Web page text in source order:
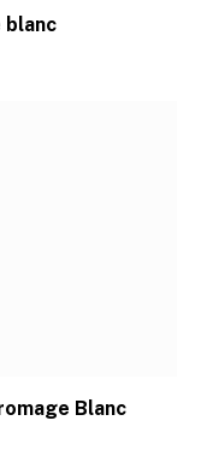
blanc
Blanc